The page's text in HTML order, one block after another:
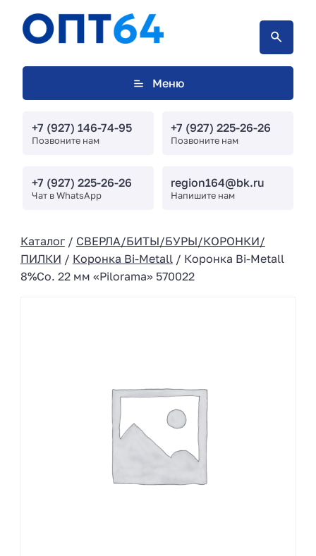
Меню
+7 (927) 146-74-95
Позвоните нам
+7 (927) 225-26-26
Позвоните нам
+7 (927) 225-26-26
Чат в WhatsApp
region164@bk.ru
Напишите нам
Каталог/ СВЕРЛА/БИТЫ/БУРЫ/КОРОНКИ/
ПИЛКИ / Коронка Bi-Metall/ Коронка Bi-Metall
8%Co. 22 мм «Pilorama» 570022